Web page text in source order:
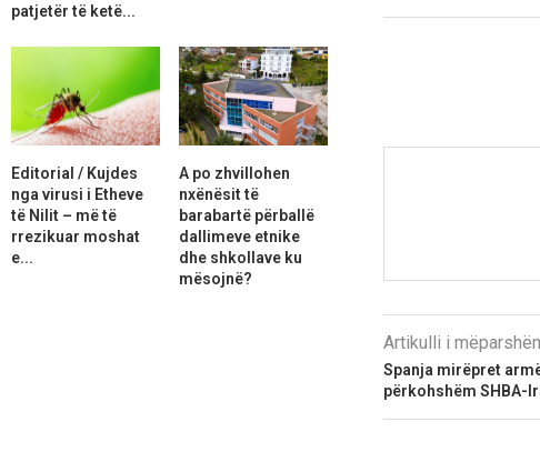
Artikulli i
Spanja mirëpret
përkohshëm SHBA-
patjetër të ketë...
Editorial / Kujdes
nga virusi i Etheve
të Nilit – më të
rrezikuar moshat
e...
A po zhvillohen
nxënësit të
barabartë përballë
dallimeve etnike
dhe shkollave ku
mësojnë?